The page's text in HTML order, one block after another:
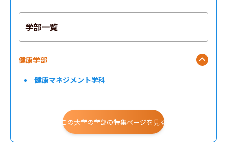
学部一覧
健康学部
健康マネジメント学科
この大学の学部の特集ページを見る